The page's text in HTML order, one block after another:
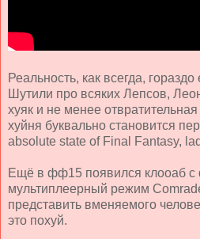
Реальность, как всегда,
Шутили про всяких Лепсов,
хуяк и не менее
хуйня буквально становится
absolute state of Final Fantasy,
Ещё в фф15 появился клооаб
мультиплеерный режим
представить вменяемого
это похуй.